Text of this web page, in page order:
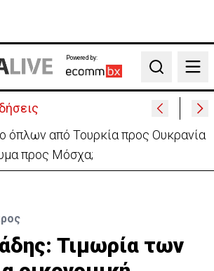
Powered by:
Search
σε σχέδιο Τραμπ-«Καμία
να αφοπλιστεί η Χαμάς»
Τιμωρία των